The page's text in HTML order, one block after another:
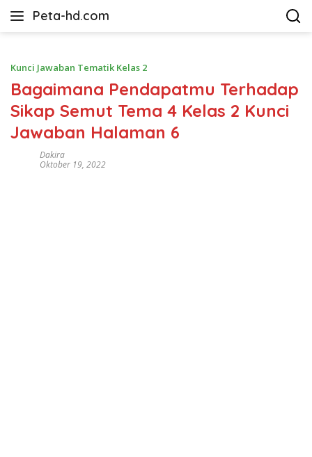
Peta-hd.com
Kumpulan
HD
Kunci Jawaban Tematik Kelas 2
Bagaimana Pendapatmu Terhadap
Sikap Semut Tema 4 Kelas 2 Kunci
Jawaban Halaman 6
Dakira
Oktober 19, 2022